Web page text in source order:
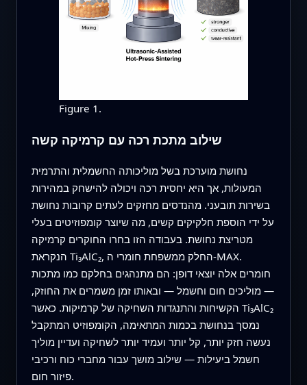
Figure 1.
שילוב מתכת רכה עם קרמיקה קשה
נחושת מוערכת בשל מוליכותה החשמלית והתרמית
המעולות, אך היא יחסית רכה ויכולה להישחק במהירות
בשירות תובעני. מהנדסים מחזקים לעתים קרובות נחושת
על ידי הוספת חלקיקים קשים, מה שיוצר קומפוזיטים בעלי
מטריצת נחושת. בעבודה הזו בחרו החוקרים קרמיקה
הנקראת Ti₃AlC₂, החלק ממשפחת חומרי ה‑MAX.
חומרים אלה יוצאי דופן: הם מתנהגים בחלקם כמו מתכות
— מוליכים חום וחשמל — ובאותו זמן משמרים את החוזק,
הקשיחות והתנגדות השחיקה של קרמיקות. כאשר Ti₃AlC₂
נמסך בנחושת בכמות המתאימה, הקומפוזיט המתקבל
נעשה חזק יותר, קל יותר ועמיד יותר לשחיקה ועדיין מוליך
חשמל ביעילות — שילוב מושך עבור מחברי כוח ורכיבי
פיזור חום.